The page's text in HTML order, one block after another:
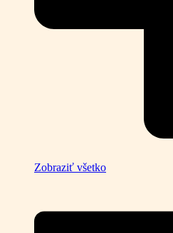
Zobraziť všetko